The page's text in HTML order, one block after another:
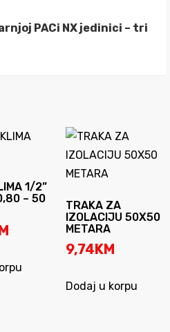
PACi NX jedinici – tri
1/2”
– 50
TRAKA ZA
IZOLACIJU 50X50
METARA
9,74KM
Dodaj u korpu